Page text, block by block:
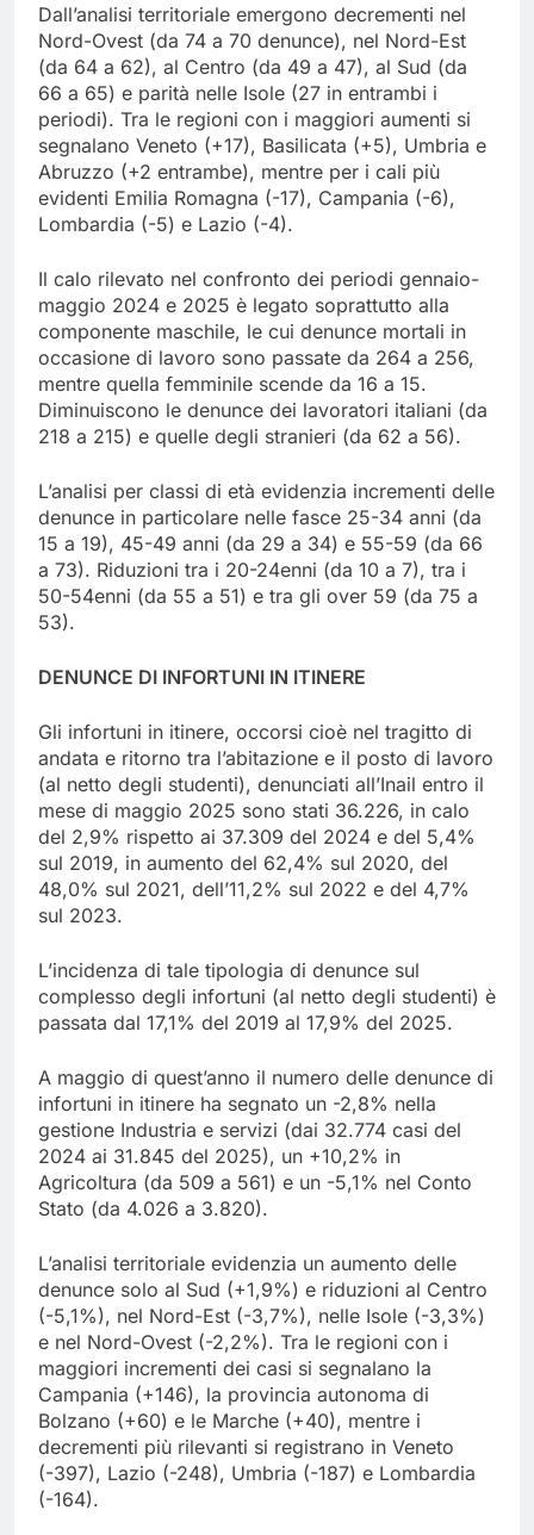
Dall’analisi territoriale emergono decrementi nel
Nord-Ovest (da 74 a 70 denunce), nel Nord-Est
(da 64 a 62), al Centro (da 49 a 47), al Sud (da
66 a 65) e parità nelle Isole (27 in entrambi i
periodi). Tra le regioni con i maggiori aumenti si
segnalano Veneto (+17), Basilicata (+5), Umbria e
Abruzzo (+2 entrambe), mentre per i cali più
evidenti Emilia Romagna (-17), Campania (-6),
Lombardia (-5) e Lazio (-4).
Il calo rilevato nel confronto dei periodi gennaio-
maggio 2024 e 2025 è legato soprattutto alla
componente maschile, le cui denunce mortali in
occasione di lavoro sono passate da 264 a 256,
mentre quella femminile scende da 16 a 15.
Diminuiscono le denunce dei lavoratori italiani (da
218 a 215) e quelle degli stranieri (da 62 a 56).
L’analisi per classi di età evidenzia incrementi delle
denunce in particolare nelle fasce 25-34 anni (da
15 a 19), 45-49 anni (da 29 a 34) e 55-59 (da 66
a 73). Riduzioni tra i 20-24enni (da 10 a 7), tra i
50-54enni (da 55 a 51) e tra gli over 59 (da 75 a
53).
DENUNCE DI INFORTUNI IN ITINERE
Gli infortuni in itinere, occorsi cioè nel tragitto di
andata e ritorno tra l’abitazione e il posto di lavoro
(al netto degli studenti), denunciati all’Inail entro il
mese di maggio 2025 sono stati 36.226, in calo
del 2,9% rispetto ai 37.309 del 2024 e del 5,4%
sul 2019, in aumento del 62,4% sul 2020, del
48,0% sul 2021, dell’11,2% sul 2022 e del 4,7%
sul 2023.
L’incidenza di tale tipologia di denunce sul
complesso degli infortuni (al netto degli studenti) è
passata dal 17,1% del 2019 al 17,9% del 2025.
A maggio di quest’anno il numero delle denunce di
infortuni in itinere ha segnato un -2,8% nella
gestione Industria e servizi (dai 32.774 casi del
2024 ai 31.845 del 2025), un +10,2% in
Agricoltura (da 509 a 561) e un -5,1% nel Conto
Stato (da 4.026 a 3.820).
L’analisi territoriale evidenzia un aumento delle
denunce solo al Sud (+1,9%) e riduzioni al Centro
(-5,1%), nel Nord-Est (-3,7%), nelle Isole (-3,3%)
e nel Nord-Ovest (-2,2%). Tra le regioni con i
maggiori incrementi dei casi si segnalano la
Campania (+146), la provincia autonoma di
Bolzano (+60) e le Marche (+40), mentre i
decrementi più rilevanti si registrano in Veneto
(-397), Lazio (-248), Umbria (-187) e Lombardia
(-164).